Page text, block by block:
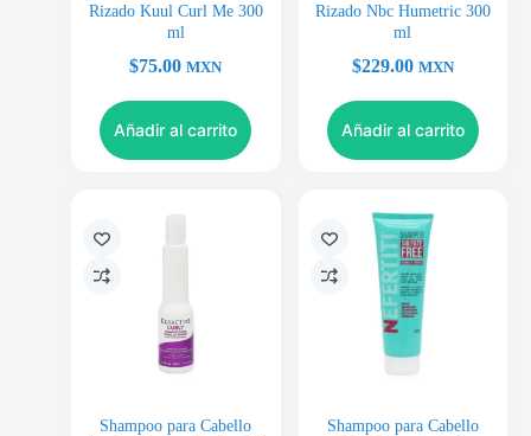
Rizado Kuul Curl Me 300
ml
$75.00 MXN
Añadir al carrito
Rizado Nbc Humetric 300
ml
$229.00 MXN
Añadir al carrito
Shampoo para Cabello
Shampoo para Cabello